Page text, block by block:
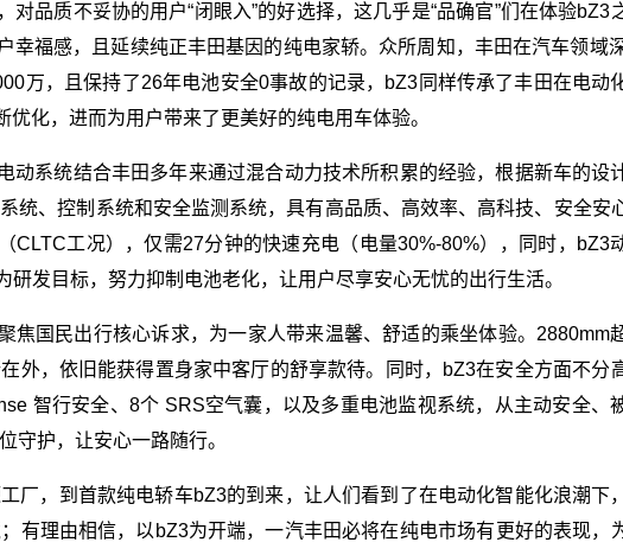
对品质不妥协的用户“闭眼入”的好选择，这几乎是“品确官”们在体验bZ3
幸福感，且延续纯正丰田基因的纯电家轿。众所周知，丰田在汽车领域
万，且保持了26年电池安全0事故的记录，bZ3同样传承了丰田在电动
化，进而为用户带来了更美好的纯电用车体验。
动系统结合丰田多年来通过混合动力技术所积累的经验，根据新车的设
统、控制系统和安全监测系统，具有高品质、高效率、高科技、安全安
CLTC工况），仅需27分钟的快速充电（电量30%-80%），同时，bZ3
研发目标，努力抑制电池老化，让用户尽享安心无忧的出行生活。
焦国民出行核心诉求，为一家人带来温馨、舒适的乘坐体验。2880mm
外，依旧能获得置身家中客厅的舒享款待。同时，bZ3在安全方面不分
智行安全、8个 SRS空气囊，以及多重电池监视系统，从主动安全、
守护，让安心一路随行。
厂，到首款纯电轿车bZ3的到来，让人们看到了在电动化智能化浪潮下
有理由相信，以bZ3为开端，一汽丰田必将在纯电市场有更好的表现，